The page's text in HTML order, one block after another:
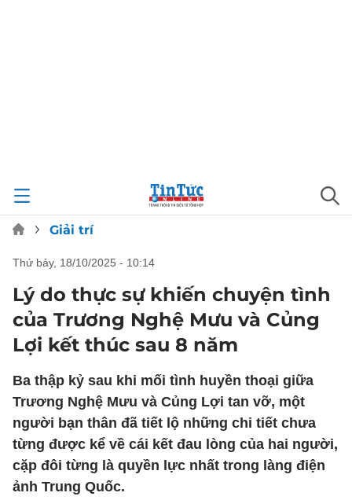
Giải trí
thứ bảy, 18/10/2025 - 10:14
Lý do thực sự khiến chuyện tình
của Trương Nghệ Mưu và Củng
Lợi kết thúc sau 8 năm
Ba thập kỷ sau khi mối tình huyền thoại giữa
Trương Nghệ Mưu và Củng Lợi tan vỡ, một
người bạn thân đã tiết lộ những chi tiết chưa
từng được kể về cái kết đau lòng của hai người,
cặp đôi từng là quyền lực nhất trong làng điện
ảnh Trung Quốc.